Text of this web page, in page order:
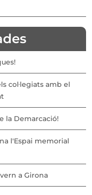
col·legiats amb el
la Demarcació!
l'Espai memorial
a Girona